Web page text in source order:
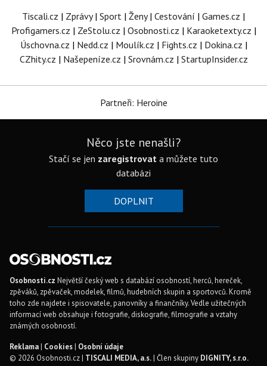
Tiscali.cz | Zprávy| Sport | Ženy| Cestování | Games.cz |
Profigamers.cz | ZeStolu.cz | Osobnosti.cz | Karaoketexty.cz |
Úschovna.cz | Nedd.cz | Moulík.cz | Fights.cz | Dokina.cz |
CZhity.cz | Našepeníze.cz | Srovnám.cz | StartupInsider.cz
Partneři: Heroine
Něco jste nenašli?
Stačí se jen zaregistrovat a můžete tuto
databázi
DOPLNIT
Osobnosti.cz Největší český web s databází osobností, herců, hereček,
zpěváků, zpěvaček, modelek, filmů, hudebních skupin a sportovců. Kromě
toho zde najdete i spisovatele, panovníky a finančníky. Vedle užitečných
informací web obsahuje i fotografie, diskografie, filmografie a vztahy
známých osobností.
Reklama| Cookies| Osobní údaje
© 2026 Osobnosti.cz | TISCALI MEDIA, a.s.| Člen skupiny DIGNITY, s.r.o.